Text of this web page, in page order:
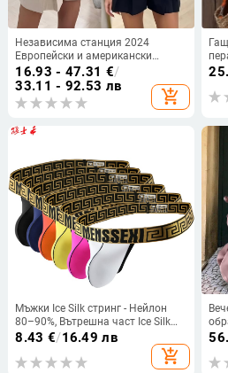
Независима станция 2024
Европейски и американски
външен търговски нов елегантен
гащеризон за жени
16.93 - 47.31 €/
33.11 - 92.53 лв
add_shopping_cart
Мъжки Ice Silk стринг - Нейлон
80–90%, Вътрешна част Ice Silk
80–90%, Ниска талия, Едноцветен
8.43 €/16.49 лв
add_shopping_cart